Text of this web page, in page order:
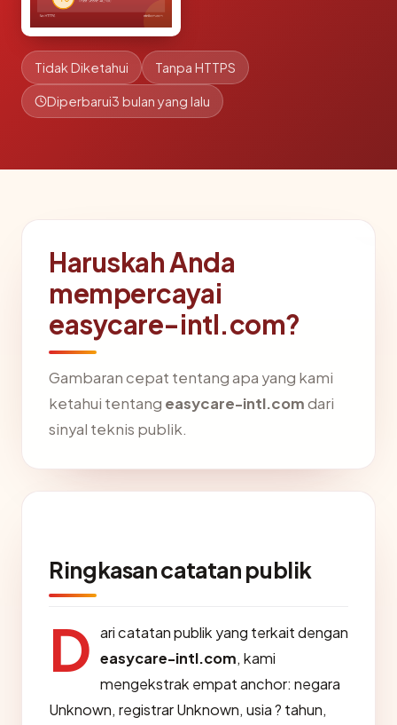
Tidak Diketahui Tanpa HTTPS
Diperbarui3 bulan yang lalu
Haruskah Anda
mempercayai
easycare-intl.com?
Gambaran cepat tentang apa yang kami
ketahui tentang easycare-intl.comdari
sinyal teknis publik.
Ringkasan catatan publik
D ari catatan publik yang terkait dengan
easycare-intl.com, kami
mengekstrak empat anchor: negara
Unknown, registrar Unknown, usia ? tahun,